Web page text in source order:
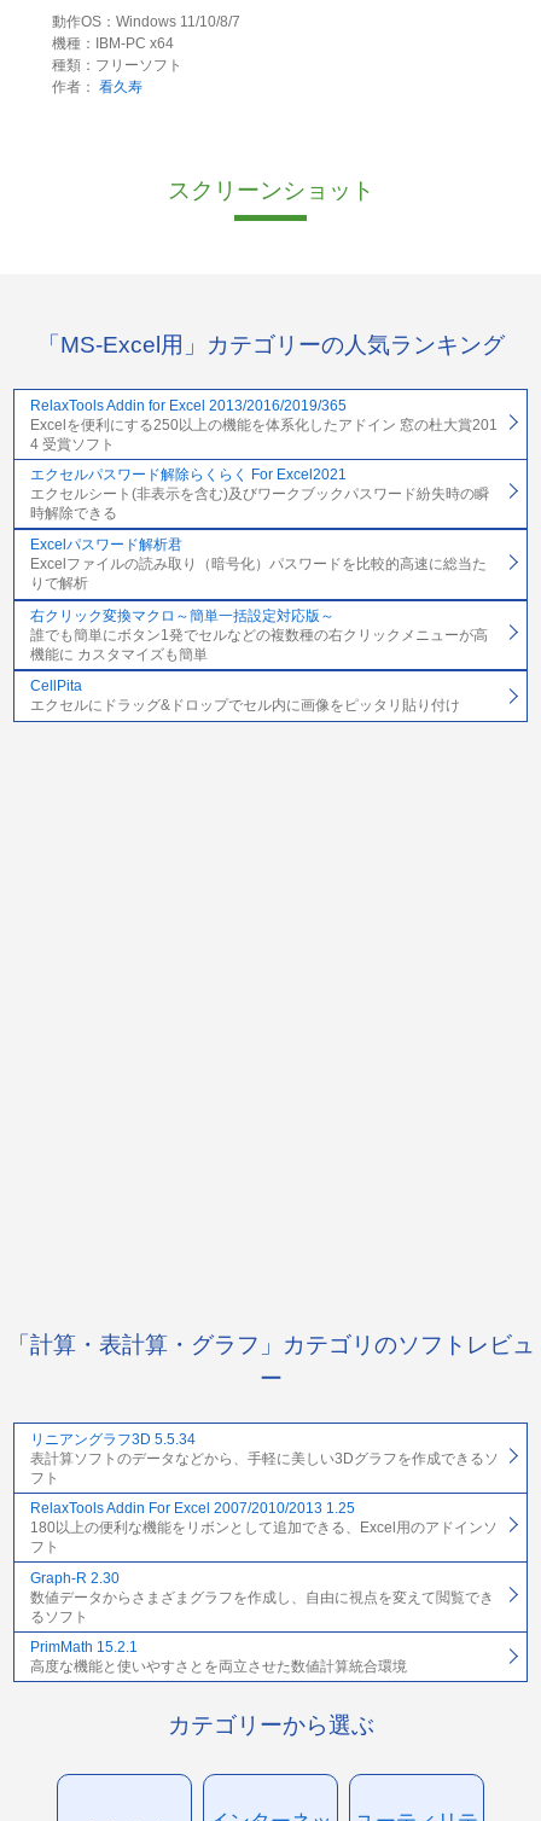
動作OS：Windows 11/10/8/7
機種：IBM-PC x64
種類：フリーソフト
作者： 看久寿
スクリーンショット
「MS-Excel用」カテゴリーの人気ランキング
RelaxTools Addin for Excel 2013/2016/2019/365
Excelを便利にする250以上の機能を体系化したアドイン 窓の杜大賞201
4 受賞ソフト
エクセルパスワード解除らくらく For Excel2021
エクセルシート(非表示を含む)及びワークブックパスワード紛失時の瞬
時解除できる
Excelパスワード解析君
Excelファイルの読み取り（暗号化）パスワードを比較的高速に総当た
りで解析
右クリック変換マクロ～簡単一括設定対応版～
誰でも簡単にボタン1発でセルなどの複数種の右クリックメニューが高
機能に カスタマイズも簡単
CellPita
エクセルにドラッグ&ドロップでセル内に画像をピッタリ貼り付け
「計算・表計算・グラフ」カテゴリのソフトレビュ
ー
リニアングラフ3D 5.5.34
表計算ソフトのデータなどから、手軽に美しい3Dグラフを作成できるソ
フト
RelaxTools Addin For Excel 2007/2010/2013 1.25
180以上の便利な機能をリボンとして追加できる、Excel用のアドインソ
フト
Graph-R 2.30
数値データからさまざまグラフを作成し、自由に視点を変えて閲覧でき
るソフト
PrimMath 15.2.1
高度な機能と使いやすさとを両立させた数値計算統合環境
カテゴリーから選ぶ